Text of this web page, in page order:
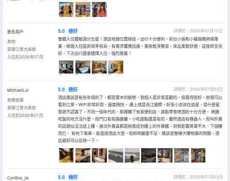
匿名用戶
其他
豪華江景大床房
入住於2026年07月
5.0 極好
評價於：2026年07月10日
整體入住體驗滿分五星！酒店地理位置絕佳，出行十分便利。前台小張和小萬服務熱情專
業，辦理入住退房效率很高，有需求響應迅速。客房乾淨整潔，床品柔軟舒適，設施齊全完
好，下次出行還會選擇入住，強烈推薦！
MichaelLui
商務旅客
豪華江景大床房
入住於2026年07月
5.0 極好
評價於：2026年07月03日
酒店應該是有些年頭的了，都是實木的裝修，我個人是非常喜歡的，保養得很好。房間可以
看到江景，WiFi非常好用，速度極快。 邊上就是長江國際，好多小女孩在追星，是什麼星
我就不認識了，不同一個年代的。那裡樓下有家便利店，買點零食啤酒的十分方便。 周邊
吃飯的地方沒什麼，但門口有些路邊攤，小吃甜點還是有的。雖然酒店有機器人，但叫外賣
的話貌似沒法送上樓，幾次外賣員都是給我送到邊上的外賣櫃，對我影響其實不大，下個樓
而已。 有地下車庫，能直達酒店大堂，但照明嚴重不足，應該是整棟大樓物業的問題，酒
店最好可以反映一下。
Cynthia_jxj
5.0 極好
評價於：2026年07月03日